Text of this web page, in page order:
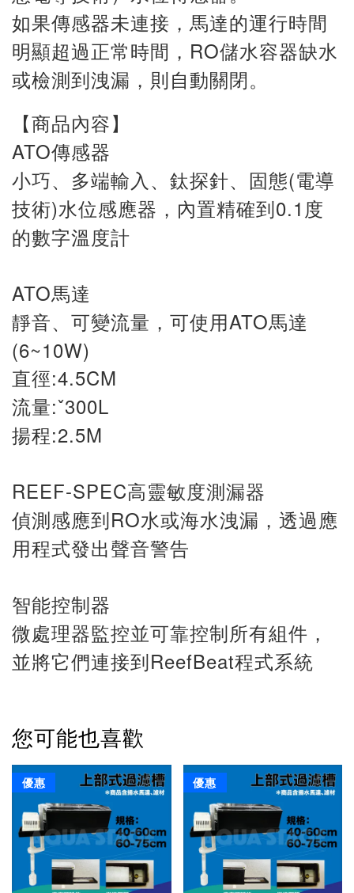
如果傳感器未連接，馬達的運行時間
明顯超過正常時間，RO儲水容器缺水
或檢測到洩漏，則自動關閉。
【商品內容】
ATO傳感器
小巧、多端輸入、鈦探針、固態(電導
技術)水位感應器，內置精確到0.1度
的數字溫度計
ATO馬達
靜音、可變流量，可使用ATO馬達
(6~10W)
直徑:4.5CM
流量:ˇ300L
揚程:2.5M
REEF-SPEC高靈敏度測漏器
偵測感應到RO水或海水洩漏，透過應
用程式發出聲音警告
智能控制器
微處理器監控並可靠控制所有組件 ，
並將它們連接到 ReefBeat程式系統
您可能也喜歡
優惠 優惠